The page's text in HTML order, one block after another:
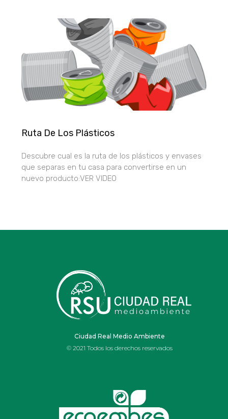
Ruta De Los Plásticos
Descubre cual es la ruta de los plásticos y envases
que separas en tu casa para convertirse en un
nuevo producto:VER VIDEO
Ciudad Real Medio Ambiente
© 2021 Todos los derechos reservados